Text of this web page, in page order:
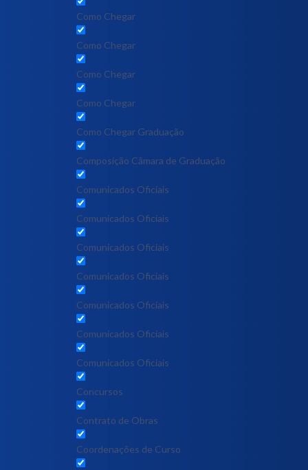
Como Chegar
Como Chegar
Como Chegar
Como Chegar
Como Chegar Graduação
Composição Câmara de Graduação
Comunicados Oficiais
Comunicados Oficiais
Comunicados Oficiais
Comunicados Oficiais
Comunicados Oficiais
Comunicados Oficiais
Comunicados Oficiais
Concursos
Contrato de Obras
Coordenações de Curso